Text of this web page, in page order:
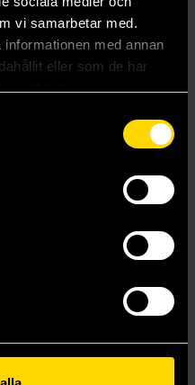
vi samarbetar med.
med annan
eller som de har
Beställ
Fairest: The Lunar Chronicles: Levena's Story